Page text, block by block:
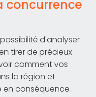
concurrence
d'analyser
tirer de précieux
comment vos
la région et
conséquence.